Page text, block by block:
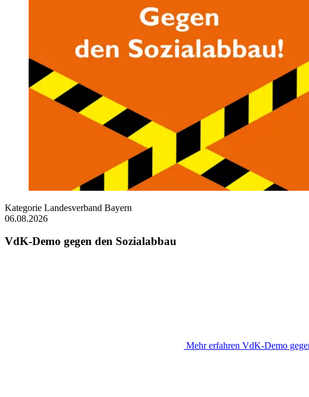
Kategorie Landesverband Bayern
06.08.2026
VdK-Demo gegen den Sozialabbau
Mehr erfahren VdK-Demo